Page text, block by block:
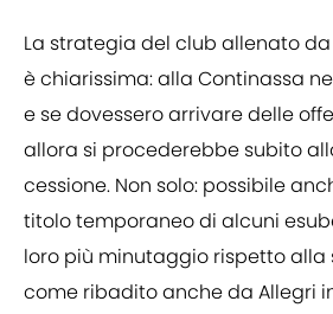
La strategia del club allenato da
è chiarissima: alla Continassa
e se dovessero arrivare delle
allora si procederebbe subito
cessione. Non solo: possibile
titolo temporaneo di alcuni
loro più minutaggio rispetto alla
come ribadito anche da Allegri